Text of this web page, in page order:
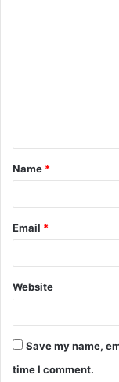
Name *
Email *
Website
Save my name,
time I comment.